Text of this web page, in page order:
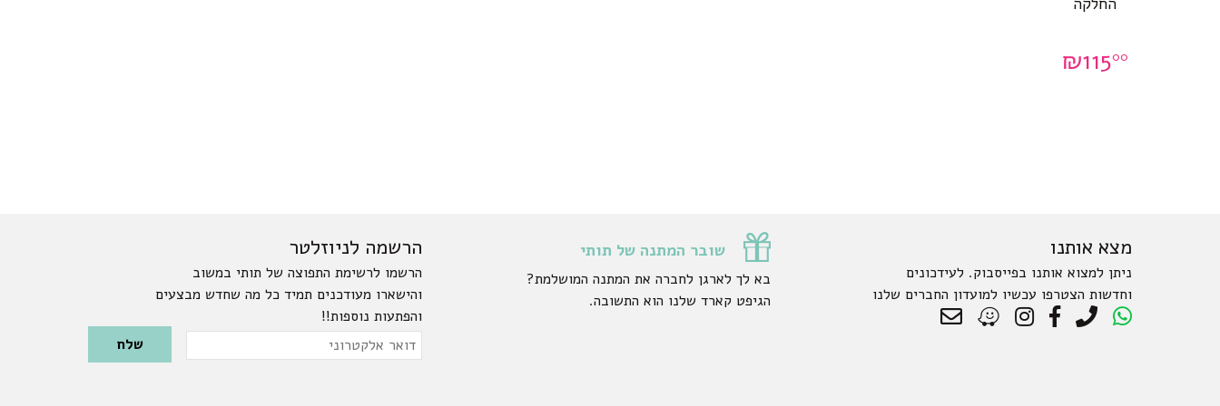
₪11500
מצא אותנו
ניתן למצוא אותנו בפייסבוק. לעידכונים
וחדשות הצטרפו עכשיו למועדון החברים שלנו
שובר המתנה של תותי
בא לך לארגן לחברה את המתנה המושלמת?
הגיפט קארד שלנו הוא התשובה.
הרשמה לניוזלטר
הרשמו לרשימת התפוצה של תותי במשוב
והישארו מעודכנים תמיד כל מה שחדש מבצעים
והפתעות נוספות!!
Please leave this field empty.
דואר